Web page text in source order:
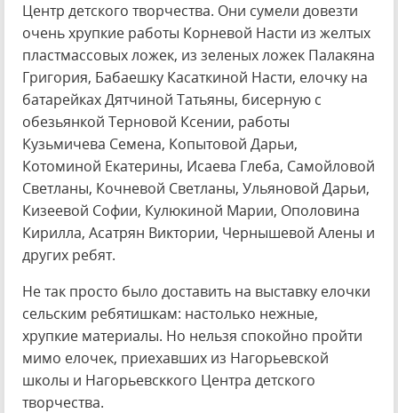
Центр детского творчества. Они сумели довезти
очень хрупкие работы Корневой Насти из желтых
пластмассовых ложек, из зеленых ложек Палакяна
Григория, Бабаешку Касаткиной Насти, елочку на
батарейках Дятчиной Татьяны, бисерную с
обезьянкой Терновой Ксении, работы
Кузьмичева Семена, Копытовой Дарьи,
Котоминой Екатерины, Исаева Глеба, Самойловой
Светланы, Кочневой Светланы, Ульяновой Дарьи,
Кизеевой Софии, Кулюкиной Марии, Ополовина
Кирилла, Асатрян Виктории, Чернышевой Алены и
других ребят.
Не так просто было доставить на выставку елочки
сельским ребятишкам: настолько нежные,
хрупкие материалы. Но нельзя спокойно пройти
мимо елочек, приехавших из Нагорьевской
школы и Нагорьевсккого Центра детского
творчества.